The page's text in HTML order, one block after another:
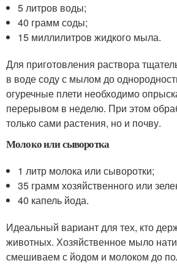
5 литров воды;
40 грамм соды;
15 миллилитров жидкого мыла.
Для приготовления раствора
в воде соду с мылом до
огуречные плети необходимо
перерывом в неделю. При этом
только сами растения, но и почву.
Молоко или сыворотка
1 литр молока или сыворотки;
35 грамм хозяйственного или
40 капель йода.
Идеальный вариант для тех, кто
животных. Хозяйственное мыло
смешиваем с йодом и молоком до